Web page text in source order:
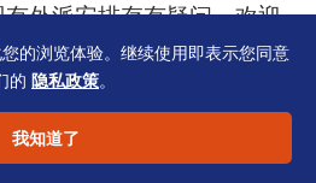
外派安排存有疑问，欢迎
港 TCSP 持牌机构，可协
申报文件并衔接公司秘书
质与资料一致性。
的浏览体验。继续使用即表示您同意
的 隐私政策。
我知道了